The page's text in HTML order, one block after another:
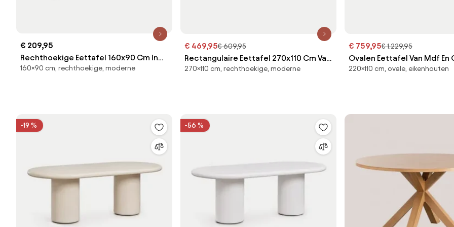
€ 209,95
Rechthoekige Eettafel 160x90 Cm In
Glas Arhiza Moka Bruin - Sklum
160×90 cm, rechthoekige, moderne
€ 469,95€ 609,95
Rectangulaire Eettafel 270x110 Cm Van
Acaciahout Leighton Lichte
270×110 cm, rechthoekige, moderne
€ 759,95€ 1.229,95
Ovalen Eettafel Van Mdf En
Lysander Eikenhout & 220 X
220×110 cm, ovale, eikenhouten
-19 % -56 %